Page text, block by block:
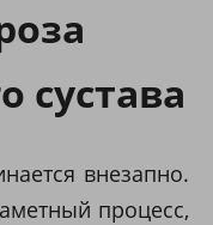
сустава
внезапно.
процесс,